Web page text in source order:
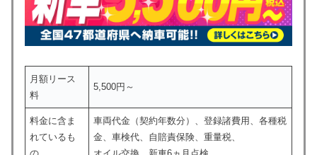
月額リース
料
5,500円～
料金に含ま
れているも
車両代金（契約年数分）、登録諸費用、各種税
金、車検代、自賠責保険、重量税、